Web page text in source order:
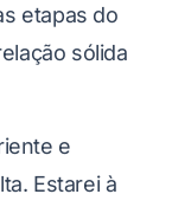
etapas do
sólida
e
Estarei à